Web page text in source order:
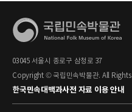
03045 서울시 종로구 삼청로 37
Copyright © 국립민속박물관. All Rights
한국민속대백과사전 자료 이용 안내